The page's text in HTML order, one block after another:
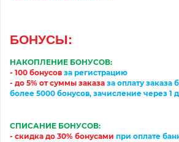
БОНУСЫ:
НАКОПЛЕНИЕ БОНУСОВ:
- 100 бонусов за регистрацию
- до 5% от суммы заказа за оплатузаказа
более 5000 бонусов, зачисление через 1
СПИСАНИЕ БОНУСОВ:
- скидка до 30% бонусами при оплате